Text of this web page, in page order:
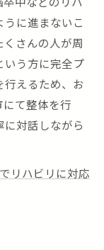
に進まないこ
さんの人が周
いう方に完全プ
えるため、お
て整体を行
対話しながら
リハビリに対応